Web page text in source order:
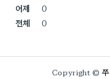
어제
0
전체
0
Copyright ©